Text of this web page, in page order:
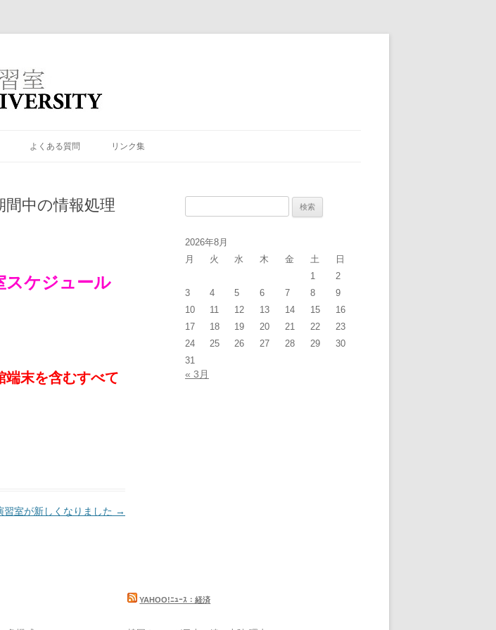
キ
ッ
よくある質問 リンク集
中の情報処理
ュール
端末を含むすべて
習室が新しくなりました →
:
2026年8月
月
火 水 木 金 土
日
1
2
3
4 5 6 7 8
9
10
11 12 13 14 15
16
17
18 19 20 21 22
23
24
25 26 27 28 29
30
31
« 3月
YAHOO!ﾆｭｰｽ：経済